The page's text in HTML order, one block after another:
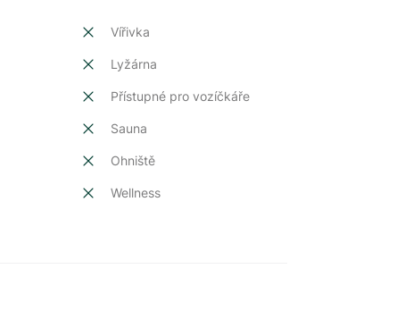
Vířivka
Lyžárna
Přístupné pro vozíčkáře
Sauna
Ohniště
Wellness